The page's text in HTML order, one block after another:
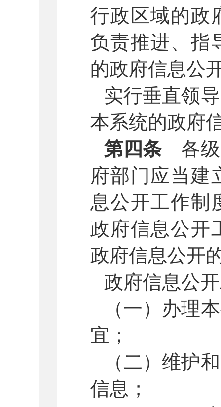
行政区域的政
负责推进、指
的政府信息公
实行垂直领
本系统的政府
第四条各级
府部门应当建
息公开工作制
政府信息公开
政府信息公开
政府信息公
（一）办理
宜；
（二）维护
信息；